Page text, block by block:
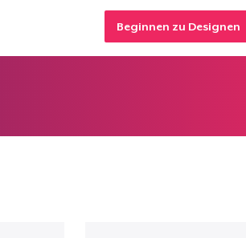
Beginnen zu Designen